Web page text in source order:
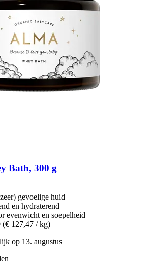
Bath, 300 g
gevoelige huid
en hydraterend
evenwicht en soepelheid
(€ 127,47 / kg)
op 13. augustus